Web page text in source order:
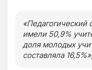
«Педагогический
имели 50,9%
доля молодых
составляла